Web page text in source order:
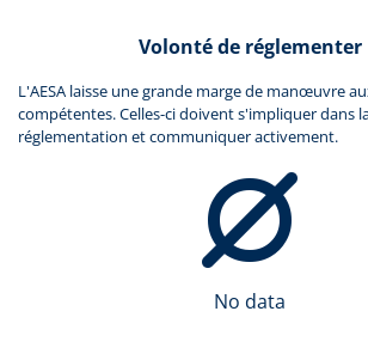
Volonté de réglementer
L'AESA laisse une grande marge de manœuvre
compétentes. Celles-ci doivent s'impliquer dans
réglementation et communiquer activement.
No data